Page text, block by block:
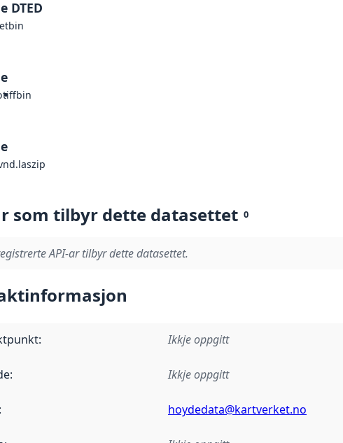
DTED
bin
bin
som tilbyr dette datasettet 0
API-ar tilbyr dette datasettet.
: Ikkje oppgitt
: Ikkje oppgitt
: hoydedata@kartverket.no